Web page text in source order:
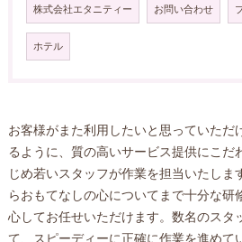
株式会社エタニティー お問い合わせ
ホテル
お客様がまた利用したいと思っていただ
るように、質の高いサービス提供にこだ
じめ若いスタッフが作業を担当いたし
らおもてなしの心についてまで十分な研
心してお任せいただけます。数名のスタ
て、スピーディーに正確に作業を進めて